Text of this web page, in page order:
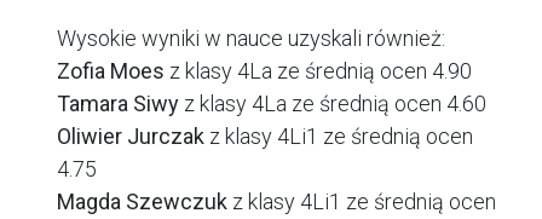
Wysokie wyniki w nauce uzyskali również:
Zofia Moes z klasy 4La ze średnią ocen 4.90
Tamara Siwy z klasy 4La ze średnią ocen 4.60
Oliwier Jurczak z klasy 4Li1 ze średnią ocen
4.75
Magda Szewczuk z klasy 4Li1 ze średnią ocen